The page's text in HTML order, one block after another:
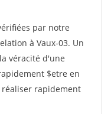
par notre
à Vaux-03. Un
véracité d'une
$etre en
rapidement